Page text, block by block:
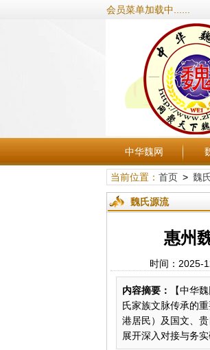
会员菜单加载中......
中华魏网
当前位置： 首页> 魏
魏氏源流
惠州
时间：
内容摘要：
【中华
氏家族文脉传承的
港居民）及国文、
展开深入对接与务